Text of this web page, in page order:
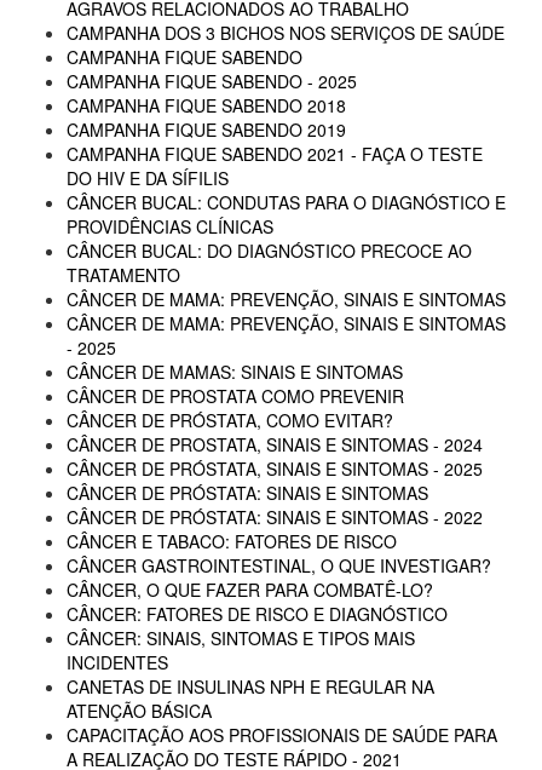
AGRAVOS RELACIONADOS AO TRABALHO
CAMPANHA DOS 3 BICHOS NOS SERVIÇOS DE SAÚDE
CAMPANHA FIQUE SABENDO
CAMPANHA FIQUE SABENDO - 2025
CAMPANHA FIQUE SABENDO 2018
CAMPANHA FIQUE SABENDO 2019
CAMPANHA FIQUE SABENDO 2021 - FAÇA O TESTE
DO HIV E DA SÍFILIS
CÂNCER BUCAL: CONDUTAS PARA O DIAGNÓSTICO E
PROVIDÊNCIAS CLÍNICAS
CÂNCER BUCAL: DO DIAGNÓSTICO PRECOCE AO
TRATAMENTO
CÂNCER DE MAMA: PREVENÇÃO, SINAIS E SINTOMAS
CÂNCER DE MAMA: PREVENÇÃO, SINAIS E SINTOMAS
- 2025
CÂNCER DE MAMAS: SINAIS E SINTOMAS
CÂNCER DE PROSTATA COMO PREVENIR
CÂNCER DE PRÓSTATA, COMO EVITAR?
CÂNCER DE PROSTATA, SINAIS E SINTOMAS - 2024
CÂNCER DE PRÓSTATA, SINAIS E SINTOMAS - 2025
CÂNCER DE PRÓSTATA: SINAIS E SINTOMAS
CÂNCER DE PRÓSTATA: SINAIS E SINTOMAS - 2022
CÂNCER E TABACO: FATORES DE RISCO
CÂNCER GASTROINTESTINAL, O QUE INVESTIGAR?
CÂNCER, O QUE FAZER PARA COMBATÊ-LO?
CÂNCER: FATORES DE RISCO E DIAGNÓSTICO
CÂNCER: SINAIS, SINTOMAS E TIPOS MAIS
INCIDENTES
CANETAS DE INSULINAS NPH E REGULAR NA
ATENÇÃO BÁSICA
CAPACITAÇÃO AOS PROFISSIONAIS DE SAÚDE PARA
A REALIZAÇÃO DO TESTE RÁPIDO - 2021